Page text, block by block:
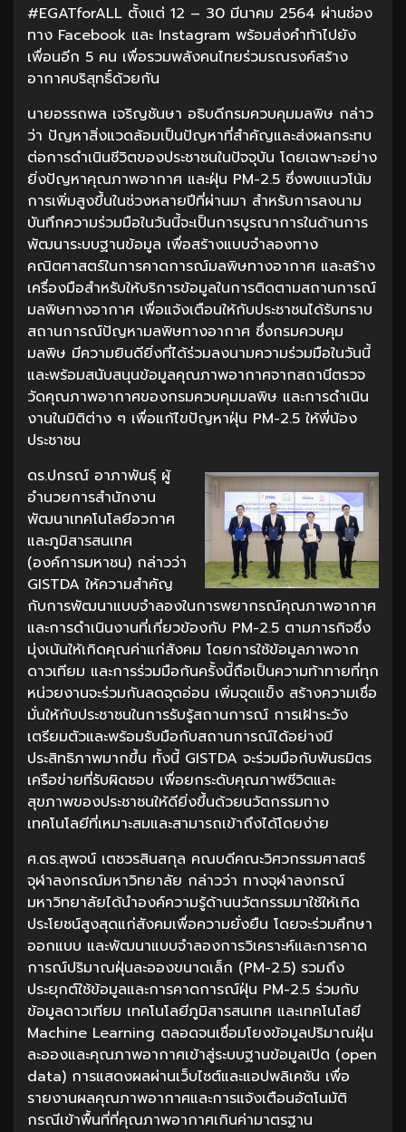
#EGATforALL ตั้งแต่ 12 – 30 มีนาคม 2564 ผ่านช่อง
ทาง Facebook และ Instagram พร้อมส่งคำท้าไปยัง
เพื่อนอีก 5 คน เพื่อรวมพลังคนไทยร่วมรณรงค์สร้าง
อากาศบริสุทธิ์ด้วยกัน
นายอรรถพล เจริญชันษา อธิบดีกรมควบคุมมลพิษ กล่าว
ว่า ปัญหาสิ่งแวดล้อมเป็นปัญหาที่สำคัญและส่งผลกระทบ
ต่อการดำเนินชีวิตของประชาชนในปัจจุบัน โดยเฉพาะอย่าง
ยิ่งปัญหาคุณภาพอากาศ และฝุ่น PM-2.5 ซึ่งพบแนวโน้ม
การเพิ่มสูงขึ้นในช่วงหลายปีที่ผ่านมา สำหรับการลงนาม
บันทึกความร่วมมือในวันนี้จะเป็นการบูรณาการในด้านการ
พัฒนาระบบฐานข้อมูล เพื่อสร้างแบบจำลองทาง
คณิตศาสตร์ในการคาดการณ์มลพิษทางอากาศ และสร้าง
เครื่องมือสำหรับให้บริการข้อมูลในการติดตามสถานการณ์
มลพิษทางอากาศ เพื่อแจ้งเตือนให้กับประชาชนได้รับทราบ
สถานการณ์ปัญหามลพิษทางอากาศ ซึ่งกรมควบคุม
มลพิษ มีความยินดียิ่งที่ได้ร่วมลงนามความร่วมมือในวันนี้
และพร้อมสนับสนุนข้อมูลคุณภาพอากาศจากสถานีตรวจ
วัดคุณภาพอากาศของกรมควบคุมมลพิษ และการดำเนิน
งานในมิติต่าง ๆ เพื่อแก้ไขปัญหาฝุ่น PM-2.5 ให้พี่น้อง
ประชาชน
ดร.ปกรณ์ อาภาพันธุ์ ผู้
อำนวยการสำนักงาน
พัฒนาเทคโนโลยีอวกาศ
และภูมิสารสนเทศ
(องค์การมหาชน) กล่าวว่า
GISTDA ให้ความสำคัญ
กับการพัฒนาแบบจำลองในการพยากรณ์คุณภาพอากาศ
และการดำเนินงานที่เกี่ยวข้องกับ PM-2.5 ตามภารกิจซึ่ง
มุ่งเน้นให้เกิดคุณค่าแก่สังคม โดยการใช้ข้อมูลภาพจาก
ดาวเทียม และการร่วมมือกันครั้งนี้ถือเป็นความท้าทายที่ทุก
หน่วยงานจะร่วมกันลดจุดอ่อน เพิ่มจุดแข็ง สร้างความเชื่อ
มั่นให้กับประชาชนในการรับรู้สถานการณ์ การเฝ้าระวัง
เตรียมตัวและพร้อมรับมือกับสถานการณ์ได้อย่างมี
ประสิทธิภาพมากขึ้น ทั้งนี้ GISTDA จะร่วมมือกับพันธมิตร
เครือข่ายที่รับผิดชอบ เพื่อยกระดับคุณภาพชีวิตและ
สุขภาพของประชาชนให้ดียิ่งขึ้นด้วยนวัตกรรมทาง
เทคโนโลยีที่เหมาะสมและสามารถเข้าถึงได้โดยง่าย
ศ.ดร.สุพจน์ เตชวรสินสกุล คณบดีคณะวิศวกรรมศาสตร์
จุฬาลงกรณ์มหาวิทยาลัย กล่าวว่า ทางจุฬาลงกรณ์
มหาวิทยาลัยได้นำองค์ความรู้ด้านนวัตกรรมมาใช้ให้เกิด
ประโยชน์สูงสุดแก่สังคมเพื่อความยั่งยืน โดยจะร่วมศึกษา
ออกแบบ และพัฒนาแบบจำลองการวิเคราะห์และการคาด
การณ์ปริมาณฝุ่นละอองขนาดเล็ก (PM-2.5) รวมถึง
ประยุกต์ใช้ข้อมูลและการคาดการณ์ฝุ่น PM-2.5 ร่วมกับ
ข้อมูลดาวเทียม เทคโนโลยีภูมิสารสนเทศ และเทคโนโลยี
Machine Learning ตลอดจนเชื่อมโยงข้อมูลปริมาณฝุ่น
ละอองและคุณภาพอากาศเข้าสู่ระบบฐานข้อมูลเปิด (open
data) การแสดงผลผ่านเว็บไซต์และแอปพลิเคชัน เพื่อ
รายงานผลคุณภาพอากาศและการแจ้งเตือนอัตโนมัติ
กรณีเข้าพื้นที่ที่คุณภาพอากาศเกินค่ามาตรฐาน